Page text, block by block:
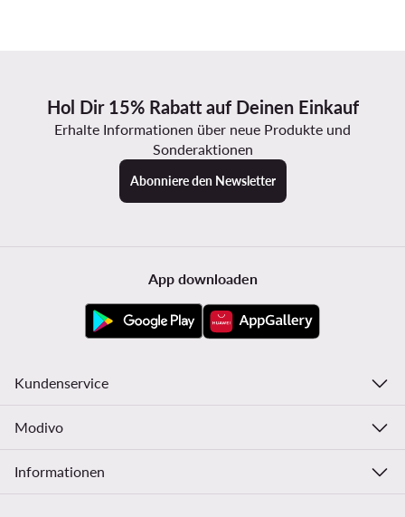
Hol Dir 15% Rabatt auf Deinen Einkauf
Erhalte Informationen über neue Produkte und
Sonderaktionen
Abonniere den Newsletter
App downloaden
Kundenservice
Modivo
Informationen